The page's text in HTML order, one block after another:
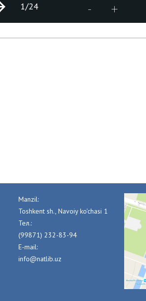
- +
1/24
Manzil:
Toshkent sh., Navoiy ko'chasi 1
Тел.:
(99871) 232-83-94
E-mail:
info@natlib.uz